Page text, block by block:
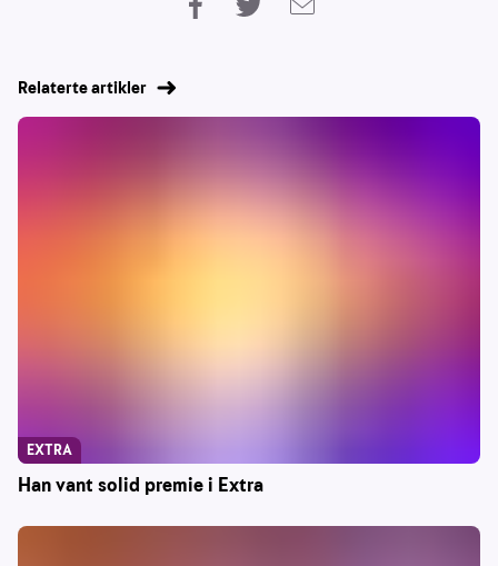
Relaterte artikler
Han vant solid premie i Extra
EXTRA